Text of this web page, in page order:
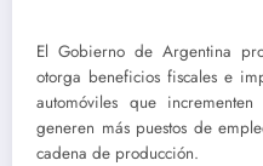
El Gobierno de Argentina
otorga beneficios fiscales e
automóviles que
generen más puestos de
cadena de producción.